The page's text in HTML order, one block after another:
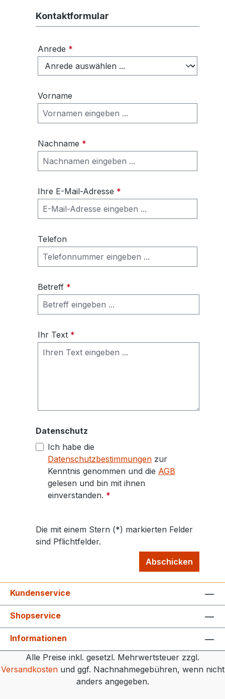
Kontaktformular
Anrede *
Vorname
Nachname *
Ihre E-Mail-Adresse *
Telefon
Betreff *
Ihr Text *
Datenschutz
Ich habe die
Datenschutzbestimmungen zur
Kenntnis genommen und die AGB
gelesen und bin mit ihnen
einverstanden. *
Die mit einem Stern (*) markierten Felder
sind Pflichtfelder.
Abschicken
Kundenservice
Shopservice
Informationen
Alle Preise inkl. gesetzl. Mehrwertsteuer zzgl.
Versandkostenund ggf. Nachnahmegebühren, wenn nicht
anders angegeben.